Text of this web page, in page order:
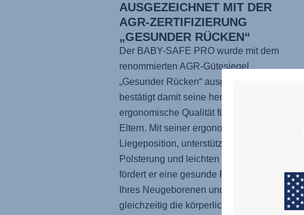
AUSGEZEICHNET MIT DER
AGR-ZERTIFIZIERUNG
„GESUNDER RÜCKEN“
Der BABY-SAFE PRO wurde mit dem
renommierten AGR-Gütesiegel
„Gesunder Rücken“ ausgezeichnet und
bestätigt damit seine hervorragende
ergonomische Qualität für Babys und
Eltern. Mit seiner ergonomischen
Liegeposition, unterstützenden
Polsterung und leichten Konstruktion
fördert er eine gesunde Positionierung
Ihres Neugeborenen und reduziert
gleichzeitig die körperliche Belastung für